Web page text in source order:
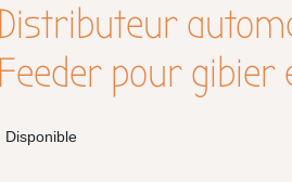
Distributeur
Feeder pour gibier
Disponible